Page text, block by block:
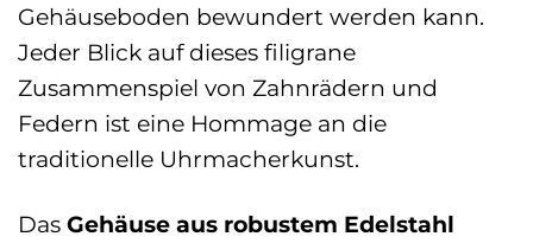
Gehäuseboden bewundert werden kann.
Jeder Blick auf dieses filigrane
Zusammenspiel von Zahnrädern und
Federn ist eine Hommage an die
traditionelle Uhrmacherkunst.
Das Gehäuse aus robustem Edelstahl